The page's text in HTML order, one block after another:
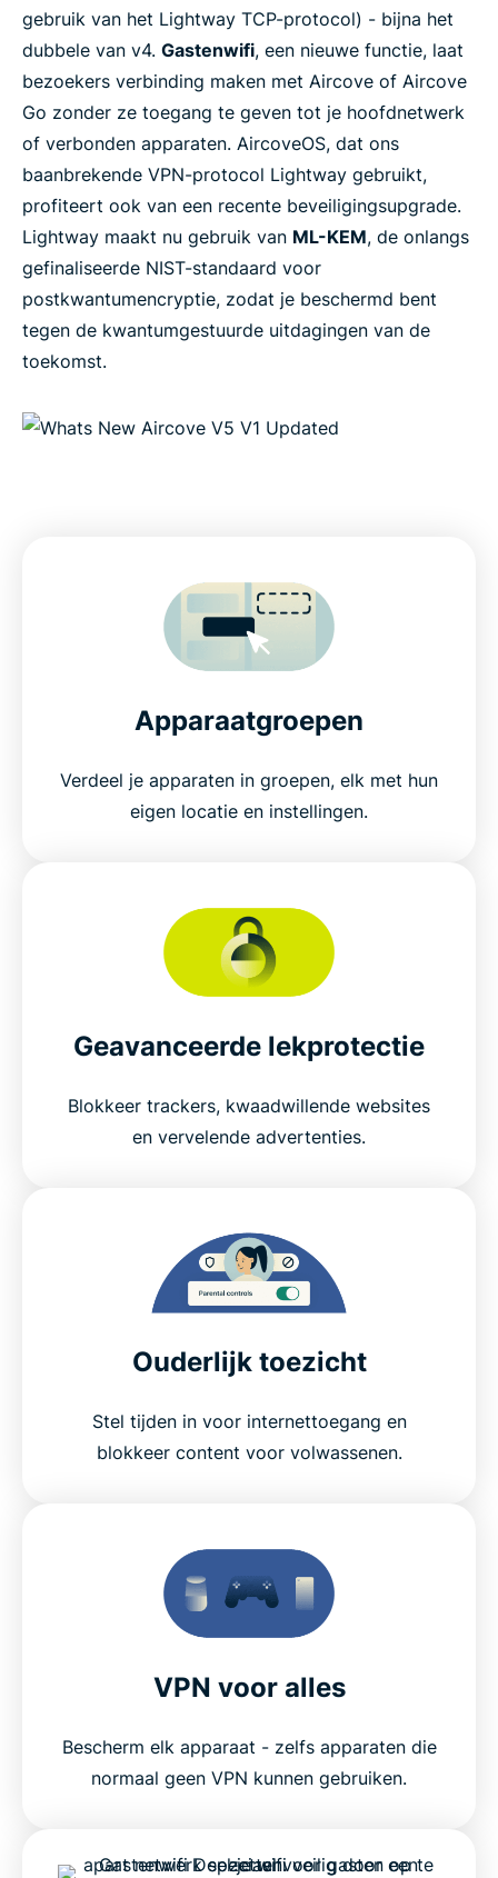
gebruik van het Lightway TCP-protocol) - bijna het
dubbele van v4. Gastenwifi, een nieuwe functie, laat
bezoekers verbinding maken met Aircove of Aircove
Go zonder ze toegang te geven tot je hoofdnetwerk
of verbonden apparaten. AircoveOS, dat ons
baanbrekende VPN-protocol Lightway gebruikt,
profiteert ook van een recente beveiligingsupgrade.
Lightway maakt nu gebruik van ML-KEM, de onlangs
gefinaliseerde NIST-standaard voor
postkwantumencryptie, zodat je beschermd bent
tegen de kwantumgestuurde uitdagingen van de
toekomst.
Apparaatgroepen
Verdeel je apparaten in groepen, elk met hun
eigen locatie en instellingen.
Geavanceerde lekprotectie
Blokkeer trackers, kwaadwillende websites
en vervelende advertenties.
Ouderlijk toezicht
Stel tijden in voor internettoegang en
blokkeer content voor volwassenen.
VPN voor alles
Bescherm elk apparaat - zelfs apparaten die
normaal geen VPN kunnen gebruiken.